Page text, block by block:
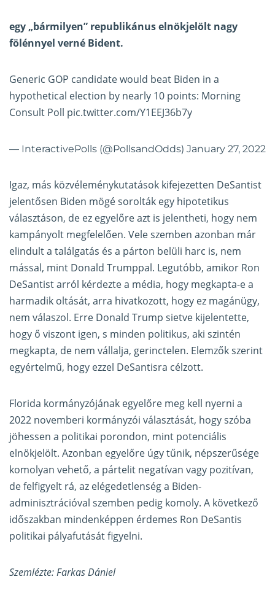
egy „bármilyen” republikánus elnökjelölt nagy
fölénnyel verné Bident.
Generic GOP candidate would beat Biden in a
hypothetical election by nearly 10 points: Morning
Consult Poll pic.twitter.com/Y1EEJ36b7y
— InteractivePolls (@PollsandOdds) January 27, 2022
Igaz, más közvéleménykutatások kifejezetten DeSantist
jelentősen Biden mögé sorolták egy hipotetikus
választáson, de ez egyelőre azt is jelentheti, hogy nem
kampányolt megfelelően. Vele szemben azonban már
elindult a találgatás és a párton belüli harc is, nem
mással, mint Donald Trumppal. Legutóbb, amikor Ron
DeSantist arról kérdezte a média, hogy megkapta-e a
harmadik oltását, arra hivatkozott, hogy ez magánügy,
nem válaszol. Erre Donald Trump sietve kijelentette,
hogy ő viszont igen, s minden politikus, aki szintén
megkapta, de nem vállalja, gerinctelen. Elemzők szerint
egyértelmű, hogy ezzel DeSantisra célzott.
Florida kormányzójának egyelőre meg kell nyerni a
2022 novemberi kormányzói választását, hogy szóba
jöhessen a politikai porondon, mint potenciális
elnökjelölt. Azonban egyelőre úgy tűnik, népszerűsége
komolyan vehető, a pártelit negatívan vagy pozitívan,
de felfigyelt rá, az elégedetlenség a Biden-
adminisztrációval szemben pedig komoly. A következő
időszakban mindenképpen érdemes Ron DeSantis
politikai pályafutását figyelni.
Szemlézte: Farkas Dániel